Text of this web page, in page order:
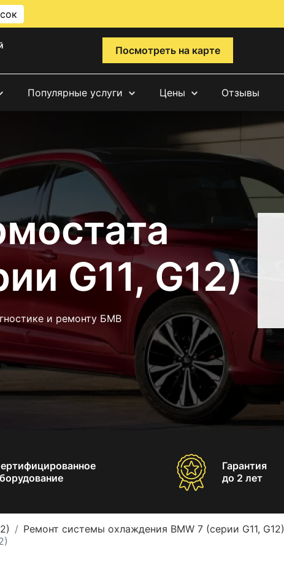
Посмотреть на карте
Популярные услуги Цены Отзывы
G11, G12)
и ремонту БМВ
Гарантия
до 2 лет
Ремонт системы охлаждения BMW 7 (серии G11, G12)